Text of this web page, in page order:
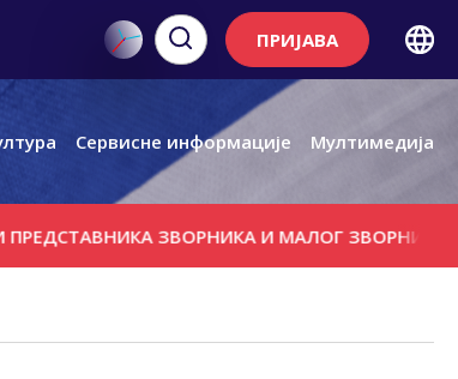
ПРИЈАВА
Сервисне информације Мултимедија
ЗВОРНИКА И МАЛОГ ЗВОРНИКА НА